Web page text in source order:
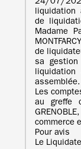
24/07/
liquidation
de
Madame
de
sa
assemblée.
Les
au greffe
commerce
Pour avis
Le